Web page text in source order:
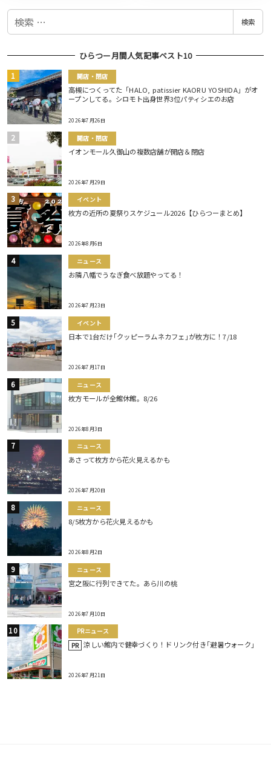
検
検索
ひらつー月間人気記事ベスト10
開店・閉店
高槻につくってた「HALO, patissier KAORU YOSHIDA」がオ
ープンしてる。シロモト出身世界3位パティシエのお店
2026年7月26日
開店・閉店
イオンモール久御山の複数店舗が開店＆閉店
2026年7月29日
イベント
枚方の近所の夏祭りスケジュール2026【ひらつーまとめ】
2026年8月6日
ニュース
お隣八幡でうなぎ食べ放題やってる！
2026年7月23日
イベント
日本で1台だけ｢クッピーラムネカフェ｣が枚方に！7/18
2026年7月17日
ニュース
枚方モールが全館休館。8/26
2026年8月3日
ニュース
あさって枚方から花火見えるかも
2026年7月20日
ニュース
8/5枚方から花火見えるかも
2026年8月2日
ニュース
宮之阪に行列できてた。あら川の桃
2026年7月10日
PRニュース
PR 涼しい館内で健幸づくり！ドリンク付き｢避暑ウォーク｣
2026年7月21日